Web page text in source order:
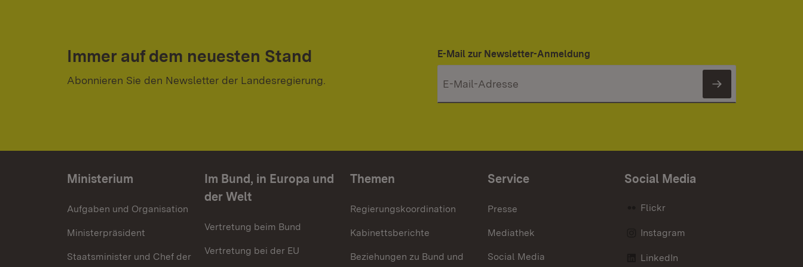
Immer auf dem neuesten Stand
Abonnieren Sie den Newsletter der Landesregierung.
E-Mail zur Newsletter-Anmeldung
Newsletter
Ministerium
Aufgaben und Organisation
Ministerpräsident
Staatsminister und Chef der
Im Bund, in Europa und
der Welt
Vertretung beim Bund
Vertretung bei der EU
Themen
Regierungskoordination
Kabinettsberichte
Beziehungen zu Bund und
Service
Presse
Mediathek
Social Media
Social Media
Flickr
Instagram
LinkedIn